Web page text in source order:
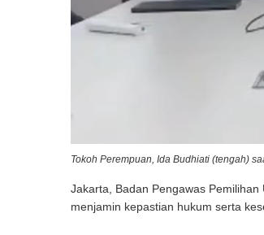
Tokoh Perempuan, Ida Budhiati (tengah)
Jakarta, Badan Pengawas
menjamin kepastian hukum serta